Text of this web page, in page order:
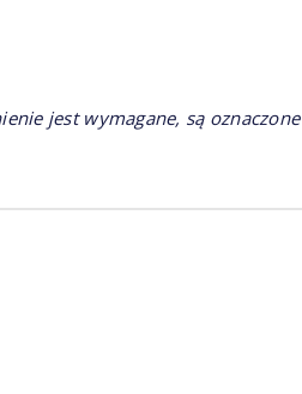
jest wymagane, są oznaczone